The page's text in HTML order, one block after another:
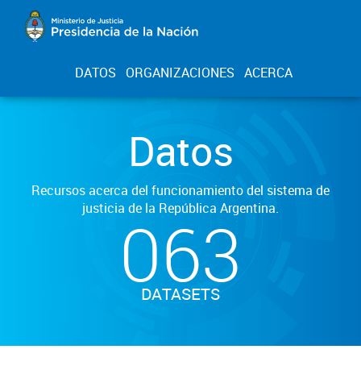
DATOS ORGANIZACIONES ACERCA
Datos
Recursos acerca del funcionamiento del sistema de
justicia de la República Argentina.
063
DATASETS